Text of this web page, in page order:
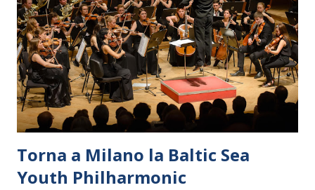
Torna a Milano la Baltic Sea
Youth Philharmonic